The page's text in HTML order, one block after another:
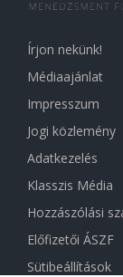
Írjon nekünk!
Médiaajánlat
Impresszum
Jogi közlemény
Adatkezelés
Klasszis Média
Hozzászólási
Előfizetői ÁSZF
Sütibeállítások